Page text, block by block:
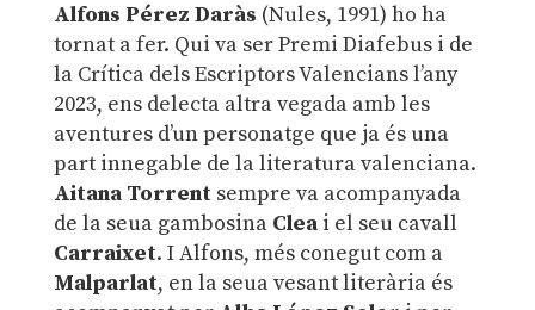
Alfons Pérez Daràs (Nules, 1991) ho ha
tornat a fer. Qui va ser Premi Diafebus i de
la Crítica dels Escriptors Valencians l’any
2023, ens delecta altra vegada amb les
aventures d’un personatge que ja és una
part innegable de la literatura valenciana.
Aitana Torrentsempre va acompanyada
de la seua gambosina Cleai el seu cavall
Carraixet. I Alfons, més conegut com a
Malparlat, en la seua vesant literària és